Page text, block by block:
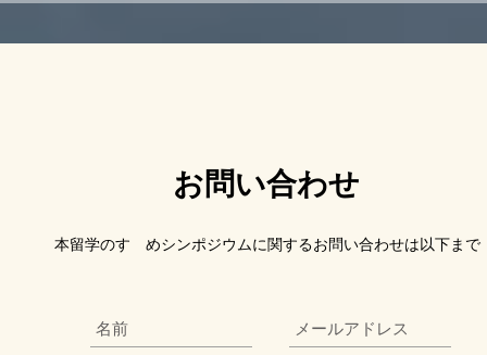
お問い合わせ
本留学のすゝめシンポジウムに関するお問い合わせは以下まで